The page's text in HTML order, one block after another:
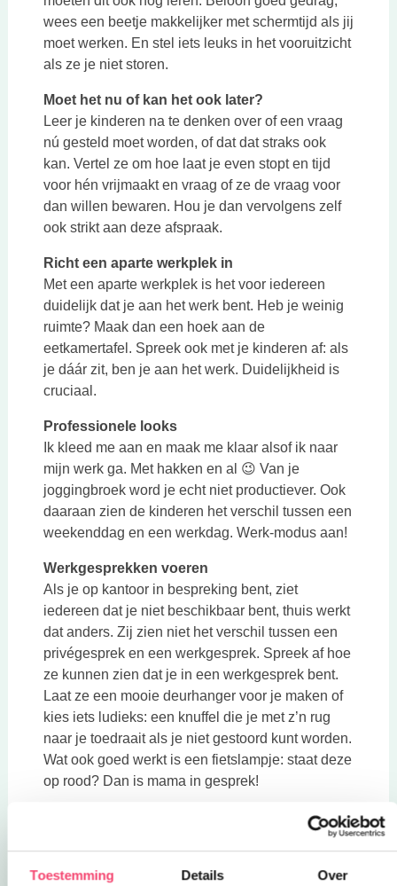
Toestemming Details Over
wees een beetje makkelijker met schermtijd als jij
moet werken. En stel iets leuks in het vooruitzicht
als ze je niet storen.
Moet het nu of kan het ook later?
Leer je kinderen na te denken over of een vraag
nú gesteld moet worden, of dat dat straks ook
kan. Vertel ze om hoe laat je even stopt en tijd
voor hén vrijmaakt en vraag of ze de vraag voor
dan willen bewaren. Hou je dan vervolgens zelf
ook strikt aan deze afspraak.
Richt een aparte werkplek in
Met een aparte werkplek is het voor iedereen
duidelijk dat je aan het werk bent. Heb je weinig
ruimte? Maak dan een hoek aan de
eetkamertafel. Spreek ook met je kinderen af: als
je dáár zit, ben je aan het werk. Duidelijkheid is
cruciaal.
Professionele looks
Ik kleed me aan en maak me klaar alsof ik naar
mijn werk ga. Met hakken en al 😉 Van je
joggingbroek word je echt niet productiever. Ook
daaraan zien de kinderen het verschil tussen een
weekenddag en een werkdag. Werk-modus aan!
Werkgesprekken voeren
Als je op kantoor in bespreking bent, ziet
iedereen dat je niet beschikbaar bent, thuis werkt
dat anders. Zij zien niet het verschil tussen een
privégesprek en een werkgesprek. Spreek af hoe
ze kunnen zien dat je in een werkgesprek bent.
Laat ze een mooie deurhanger voor je maken of
kies iets ludieks: een knuffel die je met z’n rug
naar je toedraait als je niet gestoord kunt worden.
Wat ook goed werkt is een fietslampje: staat deze
op rood? Dan is mama in gesprek!
Vermijd overdag zoveel mogelijk andere taken
Toen ik ooit begon met thuis werken, trok ik van
staan, ik ruim het straks wel op”, “Ik hang de was